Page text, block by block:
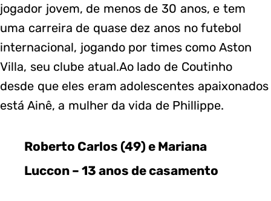
jogador jovem, de menos de 30 anos, e tem
uma carreira de quase dez anos no futebol
internacional, jogando por times como Aston
Villa, seu clube atual.Ao lado de Coutinho
desde que eles eram adolescentes apaixonados
está Ainê, a mulher da vida de Phillippe.
Roberto Carlos (49) e Mariana
Luccon – 13 anos de casamento